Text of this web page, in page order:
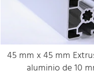
45 mm x 45 mm
aluminio de 10